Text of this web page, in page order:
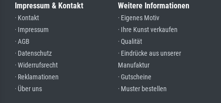
Impressum & Kontakt
· Kontakt
· Impressum
· AGB
· Datenschutz
· Widerrufsrecht
· Reklamationen
· Über uns
Weitere Informationen
· Eigenes Motiv
· Ihre Kunst verkaufen
· Qualität
· Eindrücke aus unserer
Manufaktur
· Gutscheine
· Muster bestellen